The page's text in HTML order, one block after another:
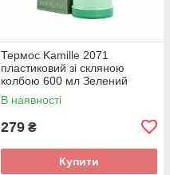
Термос Kamille 2071
пластиковий зі скляною
колбою 600 мл Зелений
В наявності
279 ₴
Купити